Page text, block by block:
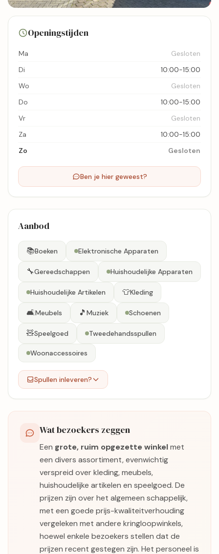
Bekijk kaart
Openingstijden
Ma
Gesloten
Di
10:00-15:00
Wo
Gesloten
Do
10:00-15:00
Vr
Gesloten
Za
10:00-15:00
Zo
Gesloten
Ben je hier geweest?
Aanbod
📚Boeken Elektronische Apparaten
🔧Gereedschappen Huishoudelijke Apparaten
Huishoudelijke Artikelen 👕Kleding
🛋️Meubels 🎵 Muziek Schoenen
🧸Speelgoed Tweedehandsspullen
Woonaccessoires
Spullen inleveren?
Wat bezoekers zeggen
Een grote, ruim opgezette winkelmet
een divers assortiment, evenwichtig
verspreid over kleding, meubels,
huishoudelijke artikelen en speelgoed. De
prijzen zijn over het algemeen schappelijk,
met een goede prijs-kwaliteitverhouding
vergeleken met andere kringloopwinkels,
hoewel enkele bezoekers stellen dat de
prijzen recent gestegen zijn. Het personeel is